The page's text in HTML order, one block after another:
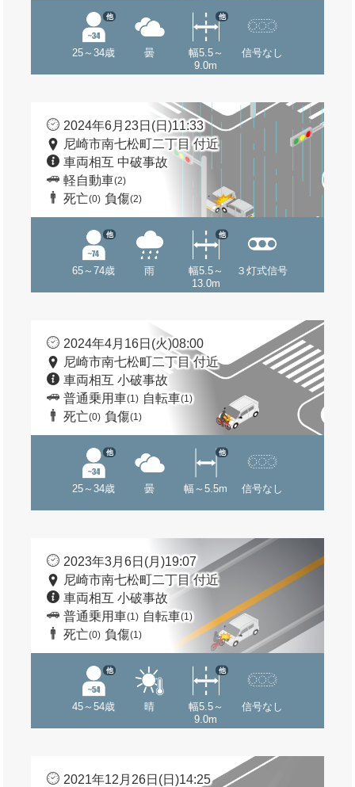
25～34歳
他
曇
幅5.5～
9.0m
他
信号なし
2024年6月23日(日)11:33
尼崎市南七松町二丁目 付近
車両相互 中破事故
軽自動車(2)
死亡(0) 負傷(2)
65～74歳
他
雨
幅5.5～
13.0m
他
３灯式信号
2024年4月16日(火)08:00
尼崎市南七松町二丁目 付近
車両相互 小破事故
普通乗用車(1) 自転車(1)
死亡(0) 負傷(1)
25～34歳
他
曇 幅～5.5m
他
信号なし
2023年3月6日(月)19:07
尼崎市南七松町二丁目 付近
車両相互 小破事故
普通乗用車(1) 自転車(1)
死亡(0) 負傷(1)
45～54歳
他
晴
幅5.5～
9.0m
他
信号なし
2021年12月26日(日)14:25